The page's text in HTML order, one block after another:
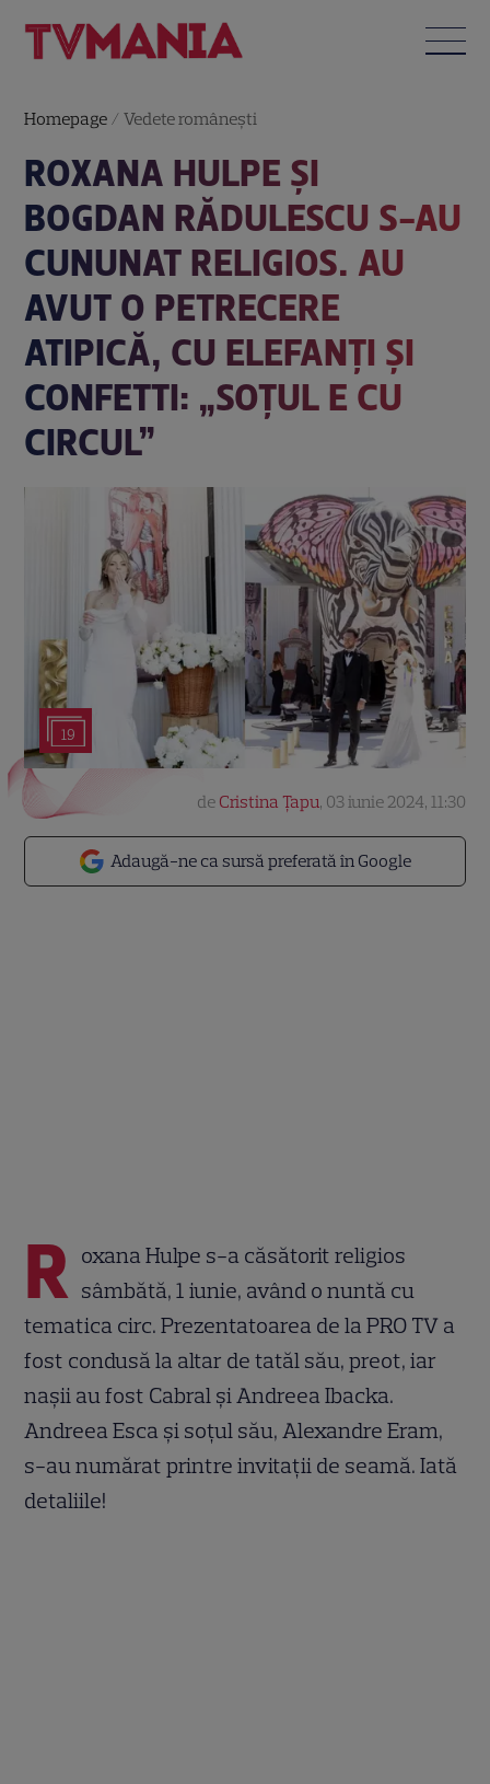
Homepage /Vedete româneşti
ROXANA HULPE ȘI
BOGDAN RĂDULESCU S-AU
CUNUNAT RELIGIOS. AU
AVUT O PETRECERE
ATIPICĂ, CU ELEFANȚI ȘI
CONFETTI: „SOȚUL E CU
CIRCUL”
19
Adaugă-ne ca sursă preferată în Google
de Cristina Țapu, 03 iunie 2024, 11:30
R oxana Hulpe s-a căsătorit religios
sâmbătă, 1 iunie, având o nuntă cu
tematica circ. Prezentatoarea de la PRO TV a
fost condusă la altar de tatăl său, preot, iar
nașii au fost Cabral și Andreea Ibacka.
Andreea Esca și soțul său, Alexandre Eram,
s-au numărat printre invitații de seamă. Iată
detaliile!